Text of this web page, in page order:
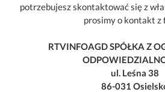
potrzebujesz skontaktować się z
prosimy o kontakt z
RTVINFOAGD SPÓŁKA Z
ul. Leśna 38
86-031